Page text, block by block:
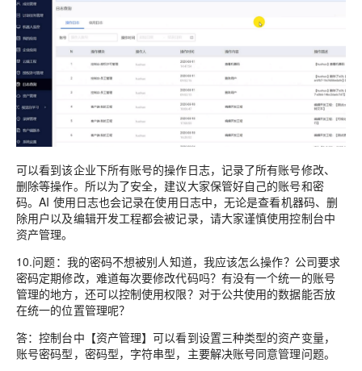
可以看到该企业下所有账号的操作日志，记录了所有账号修改、
删除等操作。所以为了安全，建议大家保管好自己的账号和密
码。AI 使用日志也会记录在使用日志中，无论是查看机器码、删
除用户以及编辑开发工程都会被记录，请大家谨慎使用控制台中
资产管理。
10.问题：我的密码不想被别人知道，我应该怎么操作？公司要求
密码定期修改，难道每次要修改代码吗？有没有一个统一的账号
管理的地方，还可以控制使用权限？对于公共使用的数据能否放
在统一的位置管理呢？
答：控制台中【资产管理】可以看到设置三种类型的资产变量，
账号密码型，密码型，字符串型，主要解决账号同意管理问题。